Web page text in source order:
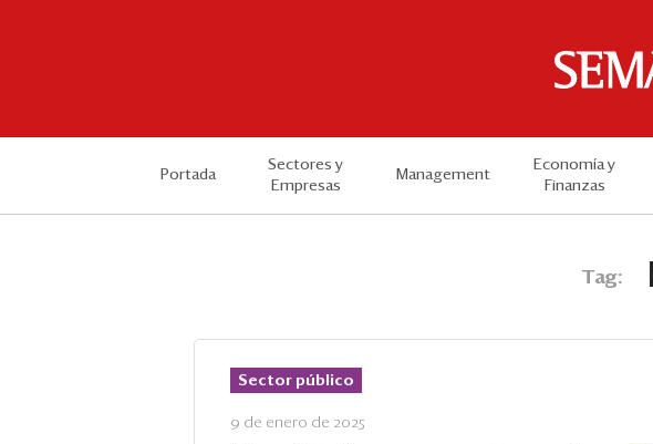
Portada
Sectores y
Empresas
Management
Economía y
Finanzas
Tag:
Sector público
9 de enero de 2025